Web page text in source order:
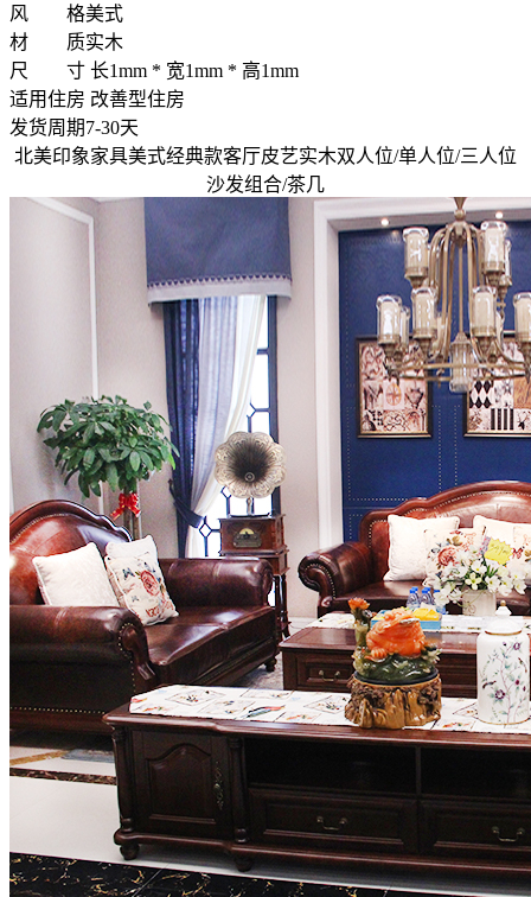
风 格美式
材 质实木
尺 寸 长1mm * 宽1mm * 高1mm
适用住房 改善型住房
发货周期7-30天
北美印象家具美式经典款客厅皮艺实木双人位/单人位/三人位
沙发组合/茶几